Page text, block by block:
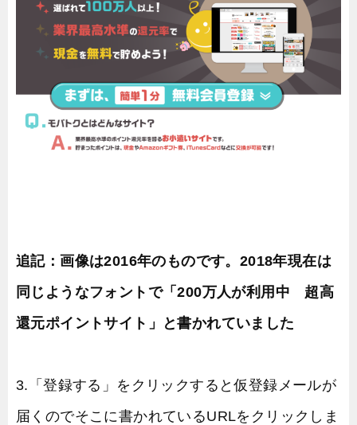
追記：画像は2016年のものです。2018年現在は
同じようなフォントで「200万人が利用中 超高
還元ポイントサイト」と書かれていました
3.「登録する」をクリックすると仮登録メールが
届くのでそこに書かれているURLをクリックしま